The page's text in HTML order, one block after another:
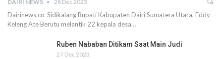
DAIRI NEWS 28 Dec 2023
Dairinews.co-Sidikalang Bupati Kabupaten Dairi Sumatera Utara, Eddy
Keleng Ate Berutu melantik 22 kepala desa…
Ruben Nababan Ditikam Saat Main Judi
27 Dec 2023